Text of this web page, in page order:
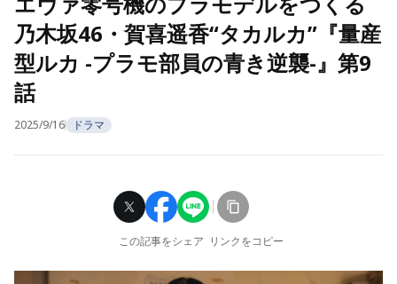
乃木坂46・賀喜遥香“タカルカ”『量産
型ルカ -プラモ部員の青き逆襲-』第9
話
2025/9/16 ドラマ
この記事をシェア リンクをコピー